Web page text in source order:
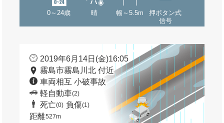
0～24歳 晴 幅～5.5m
押ボタン式
信号
2019年6月14日(金)16:05
霧島市霧島川北 付近
車両相互 小破事故
軽自動車(2)
死亡(0) 負傷(1)
距離527m